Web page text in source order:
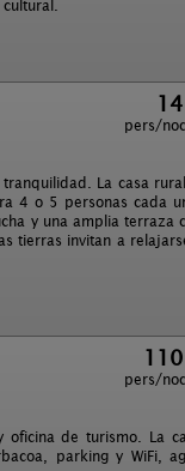
pers/
La casa
4 o 5 personas cada
y una amplia terraza
tierras invitan a
pers/
oficina de turismo. La
parking y WiFi,